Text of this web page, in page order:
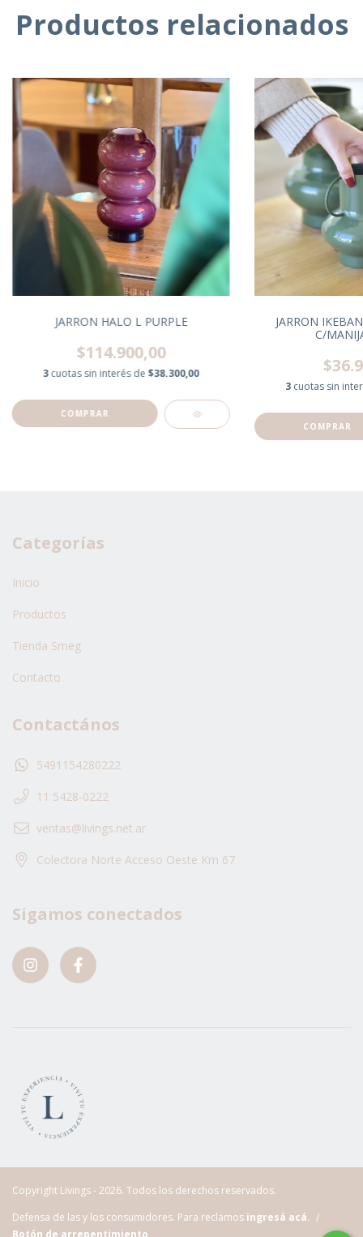
Productos relacionados
JARRON HALO L PURPLE
$114.900,00
3cuotas sin interés de$38.300,00
JARRON
C/
3 cuotas sin
Categorías
Inicio
Productos
Tienda Smeg
Contacto
Contactános
5491154280222
11 5428-0222
ventas@livings.net.ar
Colectora Norte Acceso Oeste Km 67
Sigamos conectados
Copyright Livings - 2026. Todos los derechos reservados.
Defensa de las y los consumidores. Para reclamos ingresá acá. /
Botón de arrepentimiento